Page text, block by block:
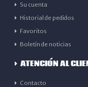
Su cuenta
Historial de pedidos
Favoritos
Boletín de noticias
ATENCIÓN AL
Contacto